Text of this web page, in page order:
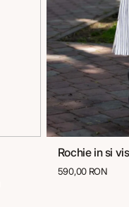
36
Rochie in si
590,00 RON